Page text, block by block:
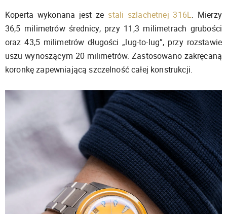
Koperta wykonana jest ze stali szlachetnej 316L. Mierzy
36,5 milimetrów średnicy, przy 11,3 milimetrach grubości
oraz 43,5 milimetrów długości „lug-to-lug”, przy rozstawie
uszu wynoszącym 20 milimetrów. Zastosowano zakręcaną
koronkę zapewniającą szczelność całej konstrukcji.